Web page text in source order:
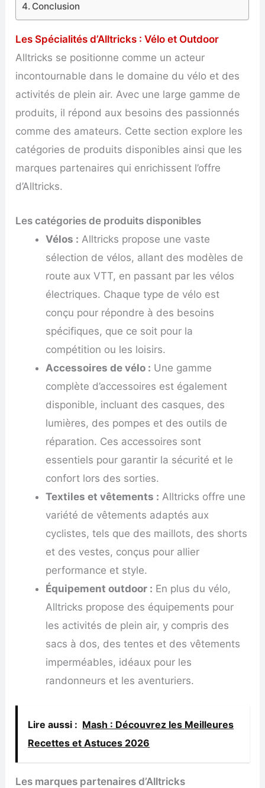
Conclusion
Les Spécialités d’Alltricks : Vélo et Outdoor
Alltricks se positionne comme un acteur
incontournable dans le domaine du vélo et des
activités de plein air. Avec une large gamme de
produits, il répond aux besoins des passionnés
comme des amateurs. Cette section explore les
catégories de produits disponibles ainsi que les
marques partenaires qui enrichissent l’offre
d’Alltricks.
Les catégories de produits disponibles
Vélos : Alltricks propose une vaste
sélection de vélos, allant des modèles de
route aux VTT, en passant par les vélos
électriques. Chaque type de vélo est
conçu pour répondre à des besoins
spécifiques, que ce soit pour la
compétition ou les loisirs.
Accessoires de vélo : Une gamme
complète d’accessoires est également
disponible, incluant des casques, des
lumières, des pompes et des outils de
réparation. Ces accessoires sont
essentiels pour garantir la sécurité et le
confort lors des sorties.
Textiles et vêtements : Alltricks offre une
variété de vêtements adaptés aux
cyclistes, tels que des maillots, des shorts
et des vestes, conçus pour allier
performance et style.
Équipement outdoor : En plus du vélo,
Alltricks propose des équipements pour
les activités de plein air, y compris des
sacs à dos, des tentes et des vêtements
imperméables, idéaux pour les
randonneurs et les aventuriers.
Lire aussi : Mash : Découvrez les Meilleures
Recettes et Astuces 2026
Les marques partenaires d’Alltricks